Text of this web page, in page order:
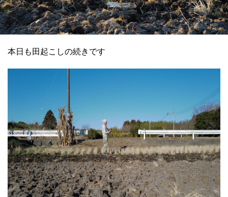
本日も田起こしの続きです